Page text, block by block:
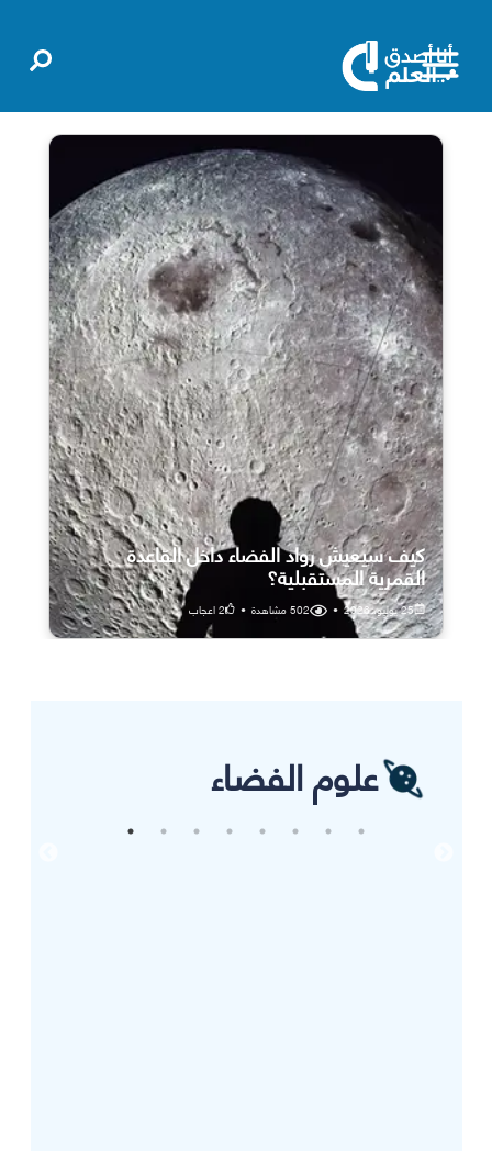
كيف سيعيش رواد الفضاء داخل القاعدة
القمرية المستقبلية؟
25 يوليو، 2026 •
502مشاهدة •
2اعجاب
علوم الفضاء